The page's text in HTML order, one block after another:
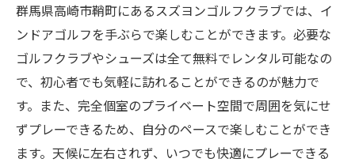
群馬県高崎市鞘町にあるスズヨンゴルフクラブでは、イ
ンドアゴルフを手ぶらで楽しむことができます。必要な
ゴルフクラブやシューズは全て無料でレンタル可能なの
で、初心者でも気軽に訪れることができるのが魅力で
す。また、完全個室のプライベート空間で周囲を気にせ
ずプレーできるため、自分のペースで楽しむことができ
ます。天候に左右されず、いつでも快適にプレーできる